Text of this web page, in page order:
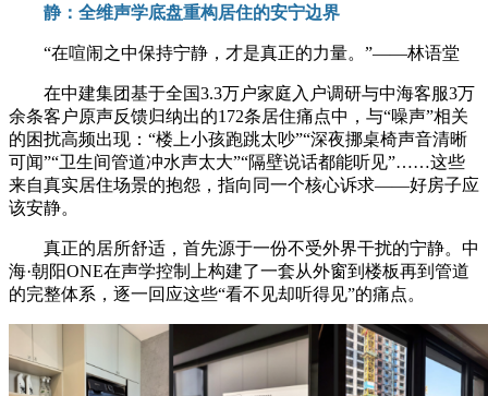
静：全维声学底盘重构居住的安宁边界
“在喧闹之中保持宁静，才是真正的力量。”——林语堂
在中建集团基于全国3.3万户家庭入户调研与中海客服3万
余条客户原声反馈归纳出的172条居住痛点中，与“噪声”相关
的困扰高频出现：“楼上小孩跑跳太吵”“深夜挪桌椅声音清晰
可闻”“卫生间管道冲水声太大”“隔壁说话都能听见”……这些
来自真实居住场景的抱怨，指向同一个核心诉求——好房子应
该安静。
真正的居所舒适，首先源于一份不受外界干扰的宁静。中
海·朝阳ONE在声学控制上构建了一套从外窗到楼板再到管道
的完整体系，逐一回应这些“看不见却听得见”的痛点。